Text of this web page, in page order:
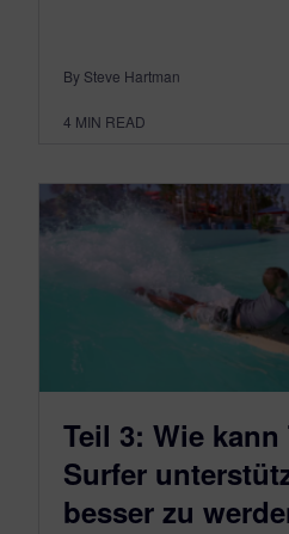
By Steve Hartman
4 MIN READ
Teil 3: Wie
Surfer
besser zu